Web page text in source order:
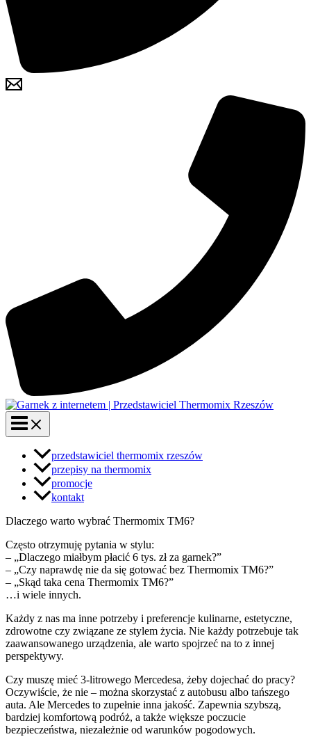
przedstawiciel thermomix rzeszów
przepisy na thermomix
promocje
kontakt
Dlaczego warto wybrać Thermomix TM6?
Często otrzymuję pytania w stylu:
– „Dlaczego miałbym płacić 6 tys. zł za garnek?”
– „Czy naprawdę nie da się gotować bez Thermomix TM6?”
– „Skąd taka cena Thermomix TM6?”
…i wiele innych.
Każdy z nas ma inne potrzeby i preferencje kulinarne, estetyczne,
zdrowotne czy związane ze stylem życia. Nie każdy potrzebuje tak
zaawansowanego urządzenia, ale warto spojrzeć na to z innej
perspektywy.
Czy muszę mieć 3-litrowego Mercedesa, żeby dojechać do pracy?
Oczywiście, że nie – można skorzystać z autobusu albo tańszego
auta. Ale Mercedes to zupełnie inna jakość. Zapewnia szybszą,
bardziej komfortową podróż, a także większe poczucie
bezpieczeństwa, niezależnie od warunków pogodowych.